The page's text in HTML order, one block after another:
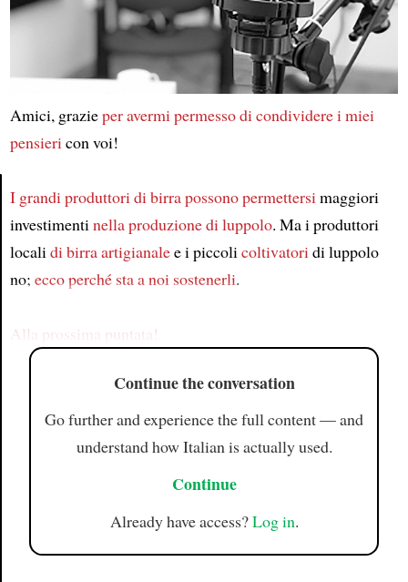
Article
Amici, grazieper avermi permesso di condividerei miei
pensiericon voi!
I grandi produttori di birrapossono permettersimaggiori
investimentinella produzione di luppolo. Ma i produttori
localidi birra artigianalee i piccolicoltivatoridi luppolo
no; ecco perché sta a noi sostenerli.
Alla prossima puntata!
Continue the conversation
Go further and experience the full content — and
understand how Italian is actually used.
Continue
Already have access?Log in.